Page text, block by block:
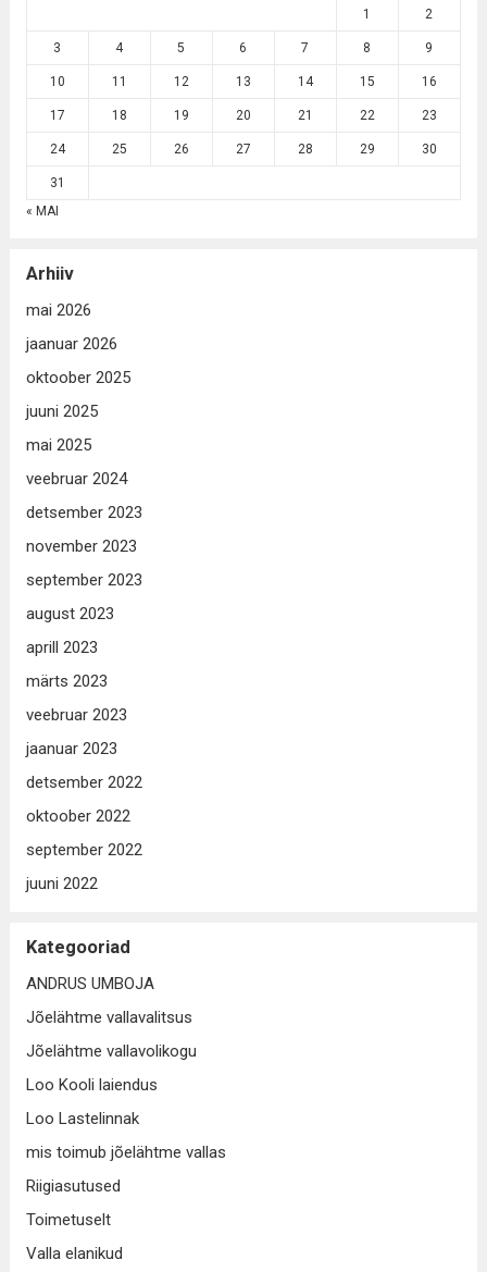
1
2
3 4 5 6 7 8 9
10 11 12 13 14 15 16
17 18 19 20 21 22 23
24 25 26 27 28 29 30
31
« MAI
Arhiiv
mai 2026
jaanuar 2026
oktoober 2025
juuni 2025
mai 2025
veebruar 2024
detsember 2023
november 2023
september 2023
august 2023
aprill 2023
märts 2023
veebruar 2023
jaanuar 2023
detsember 2022
oktoober 2022
september 2022
juuni 2022
Kategooriad
ANDRUS UMBOJA
Jõelähtme vallavalitsus
Jõelähtme vallavolikogu
Loo Kooli laiendus
Loo Lastelinnak
mis toimub jõelähtme vallas
Riigiasutused
Toimetuselt
Valla elanikud